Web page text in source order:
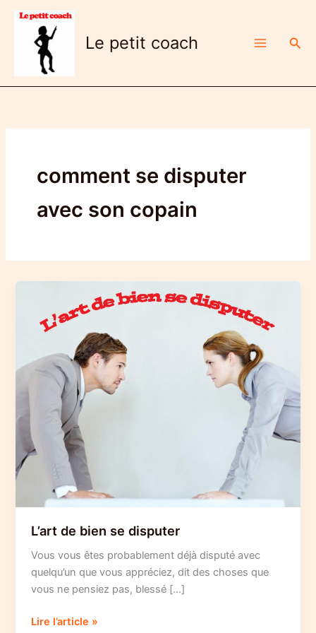
Aller
contenu
Le petit coach
comment se disputer
avec son copain
L’art de bien se disputer
Vous vous êtes probablement déjà disputé avec
quelqu’un que vous appréciez, dit des choses que
vous ne pensiez pas, blessé […]
L’art
Lire l’article »